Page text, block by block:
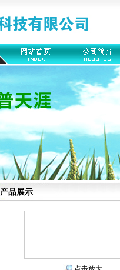
产品展示